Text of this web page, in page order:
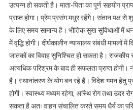
उत्पन्न हो सकती है। माता-पिता का पूर्ण सहयोग
प्राप्त होगा। प्रेम प्रसंग मधुर रहेंगे। संतान पक्ष से शुभ
के लिए समय सामान्य है। भौतिक सुख सुविधाओं में धन
में वृद्धि होगी। दीर्घकालीन न्यायालय संबंधी मामलों में
जातकों का विवाह सुनिश्चित हो सकता है।
अत्यधिक परिश्रम के बाद ही सफलता प्राप्त होगी।
है। स्थानांतरण के योग बन रहे हैं। विदेश गमन हेतु
होगी। स्वास्थ्य मध्यम रहेगा, अस्थि रोग तथा उदर
सकता है अतः वाहन संचालित करते समय धैर्य का